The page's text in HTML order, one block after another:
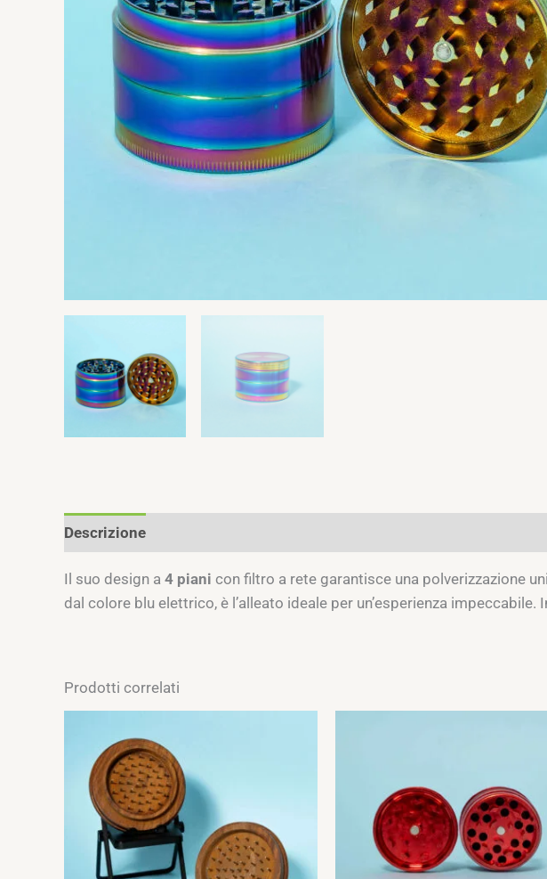
Descrizione
Il suo design a 4 piani con filtro a rete garantisce una polverizzazione
dal colore blu elettrico, è l’alleato ideale per un’esperienza
Prodotti correlati